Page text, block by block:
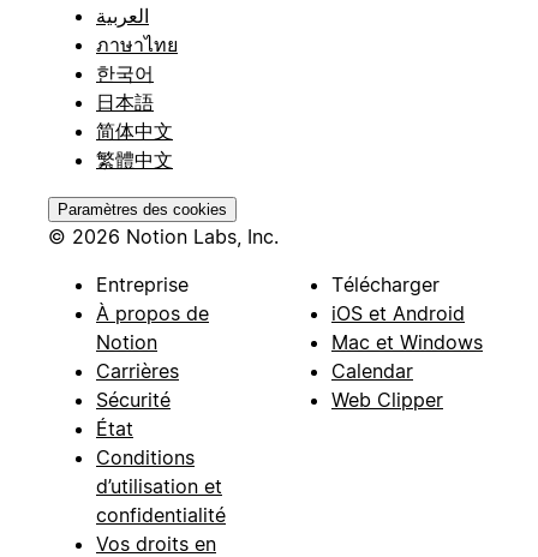
العربية
ภาษาไทย
한국어
日本語
简体中文
繁體中文
Paramètres des cookies
© 2026 Notion Labs, Inc.
Entreprise
À propos de
Notion
Carrières
Sécurité
État
Conditions
d’utilisation et
confidentialité
Vos droits en
Télécharger
iOS et Android
Mac et Windows
Calendar
Web Clipper